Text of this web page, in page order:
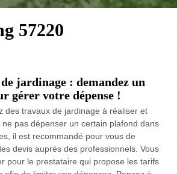
57220
jardinage : demandez un
gérer votre dépense !
des travaux de jardinage à réaliser et
ne pas dépenser un certain plafond dans
il est recommandé pour vous de
devis auprès des professionnels. Vous
pour le prestataire qui propose les tarifs